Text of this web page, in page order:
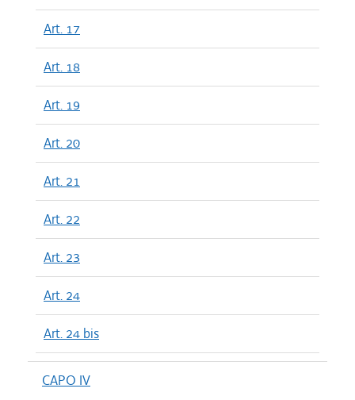
Art. 17
Art. 18
Art. 19
Art. 20
Art. 21
Art. 22
Art. 23
Art. 24
Art. 24 bis
CAPO IV